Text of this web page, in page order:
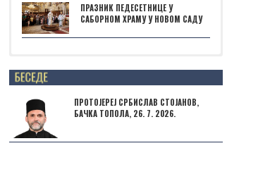
ПРАЗНИК ПЕДЕСЕТНИЦЕ У
САБОРНОМ ХРАМУ У НОВОМ САДУ
Posts not found
ПРОТОЈЕРЕЈ СРБИСЛАВ СТОЈАНОВ,
БАЧКА ТОПОЛА, 26. 7. 2026.